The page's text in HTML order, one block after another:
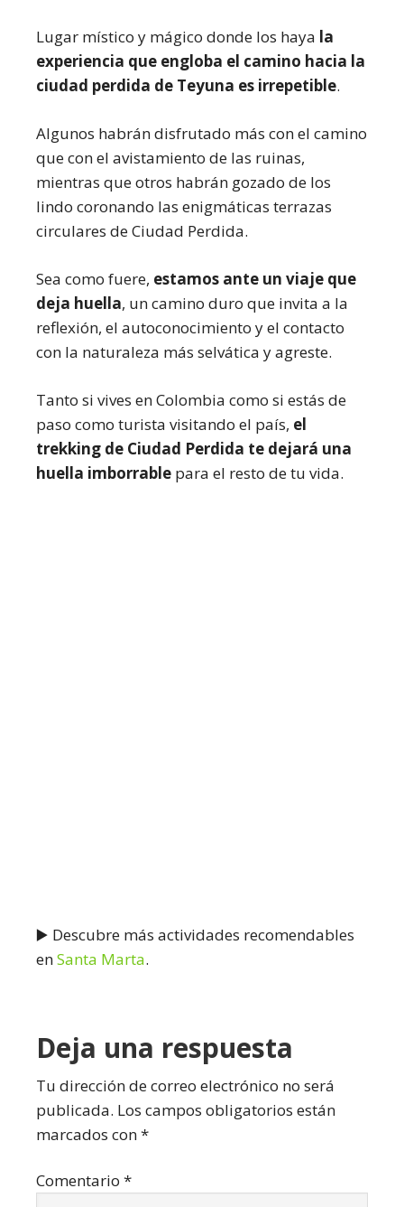
Lugar místico y mágico donde los haya la
experiencia que engloba el camino hacia la
ciudad perdida de Teyuna es irrepetible.
Algunos habrán disfrutado más con el camino
que con el avistamiento de las ruinas,
mientras que otros habrán gozado de los
lindo coronando las enigmáticas terrazas
circulares de Ciudad Perdida.
Sea como fuere, estamos ante un viaje que
deja huella, un camino duro que invita a la
reflexión, el autoconocimiento y el contacto
con la naturaleza más selvática y agreste.
Tanto si vives en Colombia como si estás de
paso como turista visitando el país, el
trekking de Ciudad Perdida te dejará una
huella imborrable para el resto de tu vida.
▶️ Descubre más actividades recomendables
enSanta Marta.
Interacciones
con
los
lectores
Deja una respuesta
Tu dirección de correo electrónico no será
publicada. Los campos obligatorios están
marcados con*
Comentario *